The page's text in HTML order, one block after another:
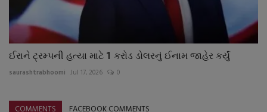
ઈરાને ટ્રમ્પની હત્યા માટે 1 કરોડ ડોલરનું ઈનામ જાહેર કર્યું
saurashtrabhoomi Jul 17, 2026 0